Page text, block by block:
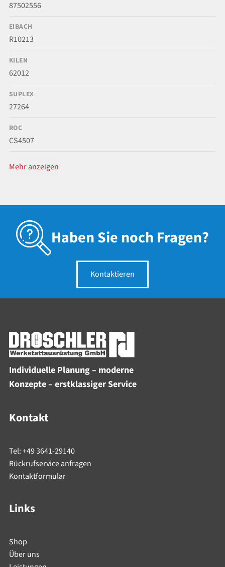
87502556
EIBACH
R10213
KILEN
62012
SUPLEX
27264
ROC
CS4507
Mehr anzeigen
Haben Sie noch Fragen?
Kontaktieren
Individuelle Planung – moderne
Konzepte – erstklassiger Service
Kontakt
Tel: +49 3641-29140
Rückrufservice anfragen
Kontaktformular
Links
Shop
Über uns